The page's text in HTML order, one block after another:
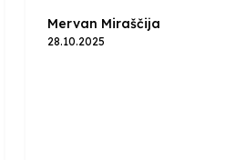
Mervan Miraščija
28.10.2025